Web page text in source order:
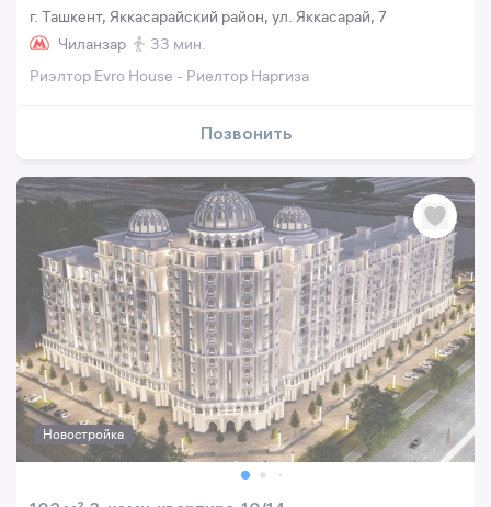
г. Ташкент, Яккасарайский район, ул. Яккасарай, 7
Чиланзар
33 мин.
Риэлтор Evro House - Риелтор Наргиза
Позвонить
Новостройка